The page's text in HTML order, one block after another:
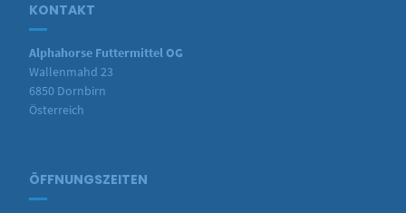
KONTAKT
Alphahorse Futtermittel OG
Wallenmahd 23
6850 Dornbirn
Österreich
ÖFFNUNGSZEITEN